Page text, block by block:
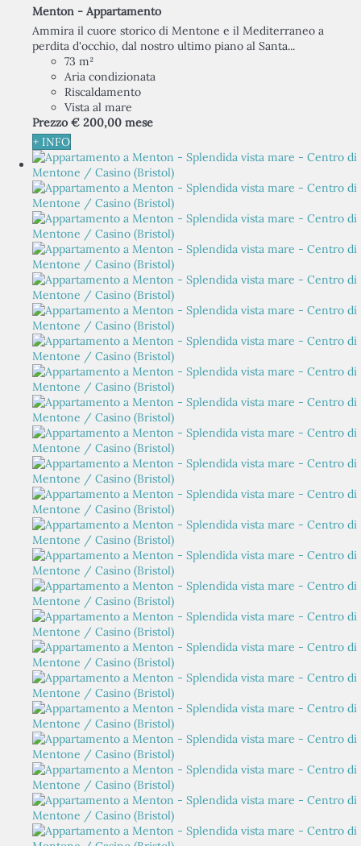
Menton - Appartamento
Ammira il cuore storico di Mentone e il Mediterraneo a
perdita d'occhio, dal nostro ultimo piano al Santa...
73 m²
Aria condizionata
Riscaldamento
Vista al mare
Prezzo € 200,00 mese
+ INFO